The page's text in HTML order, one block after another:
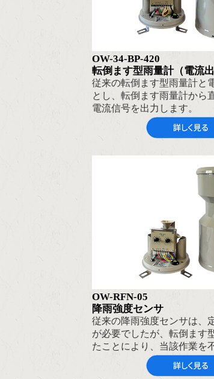
OW-34-BP-420
転倒ます型雨量計（電流出
従来の転倒ます型雨量計と
とし、転倒ます雨量計から
電流信号を出力します。
OW-RFN-05
降雨強度センサ
従来の降雨強度センサは、
が必要でしたが、転倒ます
たことにより、当該作業を